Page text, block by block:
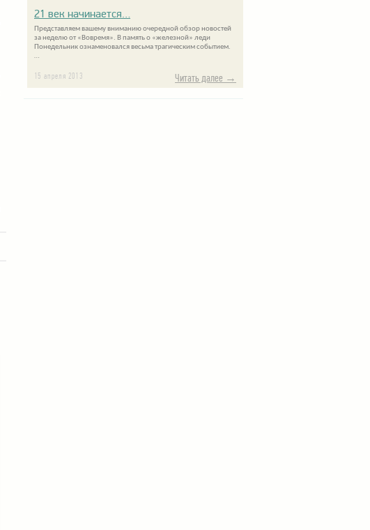
21 век начинается…
Представляем вашему вниманию очередной обзор новостей
за неделю от «Вовремя». В память о «железной» леди
Понедельник ознаменовался весьма трагическим событием.
…
15 апреля 2013 Читать далее →